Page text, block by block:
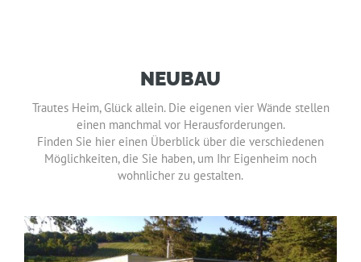
NEUBAU
Trautes Heim, Glück allein. Die eigenen vier Wände stellen
einen manchmal vor Herausforderungen.
Finden Sie hier einen Überblick über die verschiedenen
Möglichkeiten, die Sie haben, um Ihr Eigenheim noch
wohnlicher zu gestalten.